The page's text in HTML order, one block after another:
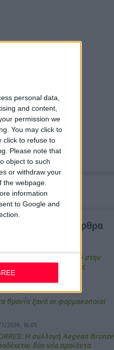
personal data,
and content,
permission we
You may click to
click to refuse to
Please note that
object to such
or withdraw your
webpage.
information
to Google and
δημοφιλέστερα άρθρα
Αποτελεσματικό στην
από τις εμβοές
3/2026, 16:05
θρανία ξανά οι φαρμακοποιοί
7/2026, 16:05
Η συλλογή Aegean Bronze
δύο νέα προϊόντα